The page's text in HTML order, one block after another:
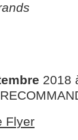
2018
Flyer